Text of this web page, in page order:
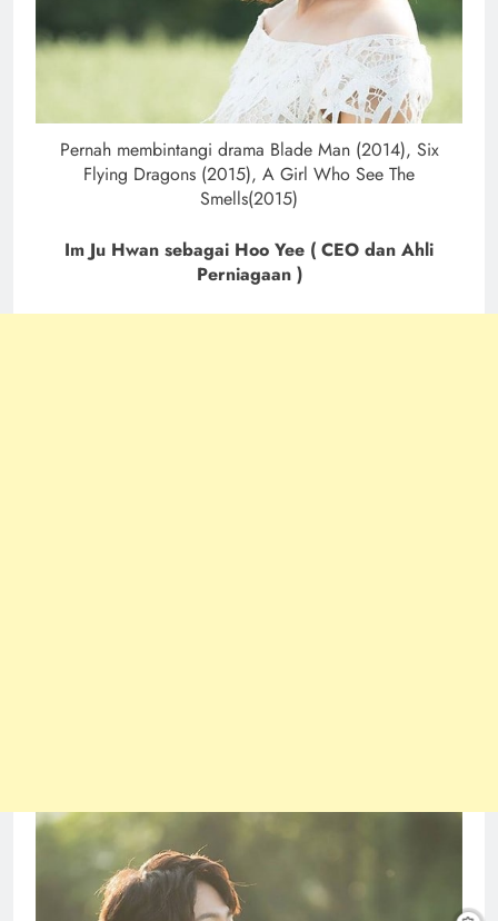
Pernah membintangi drama Blade Man (2014), Six
Flying Dragons (2015), A Girl Who See The
Smells(2015)
Im Ju Hwan sebagai Hoo Yee ( CEO dan Ahli
Perniagaan )